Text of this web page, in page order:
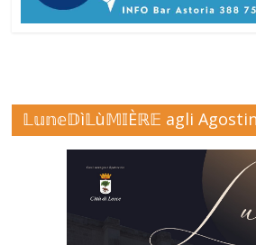
𝕃𝕦𝕟𝕖𝔻ì𝕃ù𝕄𝕀Èℝ𝔼 agli